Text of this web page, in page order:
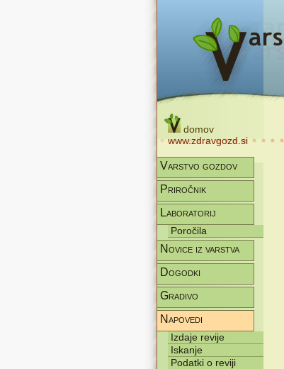
domov
www.zdravgozd.si
Varstvo gozdov
Priročnik
Laboratorij
Poročila
Novice iz varstva
Dogodki
Gradivo
Napovedi
Izdaje revije
Iskanje
Podatki o reviji